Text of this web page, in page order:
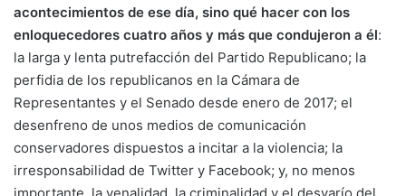
acontecimientos de ese día, sino qué hacer con los
enloquecedores cuatro años y más que condujeron a él:
la larga y lenta putrefacción del Partido Republicano; la
perfidia de los republicanos en la Cámara de
Representantes y el Senado desde enero de 2017; el
desenfreno de unos medios de comunicación
conservadores dispuestos a incitar a la violencia; la
irresponsabilidad de Twitter y Facebook; y, no menos